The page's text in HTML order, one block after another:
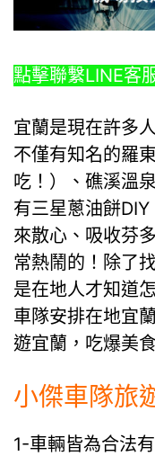
點擊聯繫LINE客
宜蘭是現在許多
不僅有知名的羅
吃！）、礁溪溫
有三星蔥油餅
來散心、吸收芬
常熱鬧的！除了
是在地人才知道
車隊安排在地宜
遊宜蘭，吃爆美食
小傑車隊旅
1-車輛皆為合法